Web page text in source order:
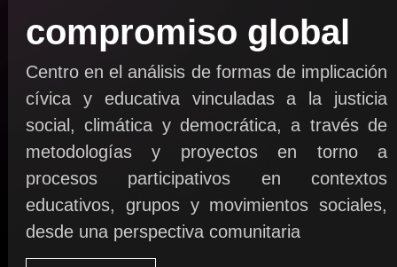
compromiso global
Centro en el análisis de formas de implicación
cívica y educativa vinculadas a la justicia
social, climática y democrática, a través de
metodologías y proyectos en torno a
procesos participativos en contextos
educativos, grupos y movimientos sociales,
desde una perspectiva comunitaria